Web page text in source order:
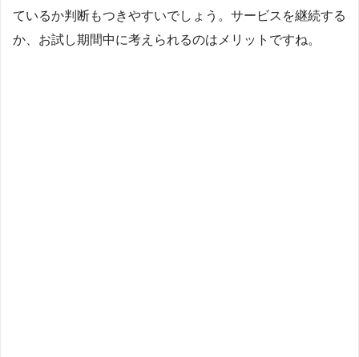
ているか判断もつきやすいでしょう。サービスを継続する
か、お試し期間中に考えられるのはメリットですね。